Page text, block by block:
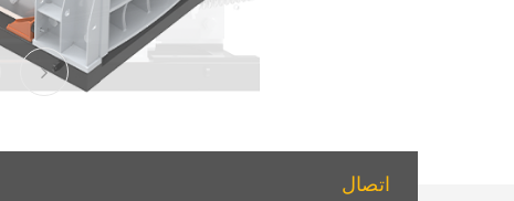
اتصال